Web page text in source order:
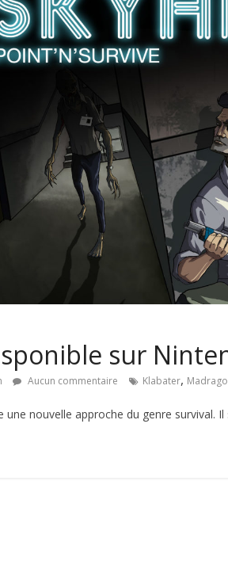
sur
Aucun commentaire Klabater,
nouvelle approche du genre survival. Il